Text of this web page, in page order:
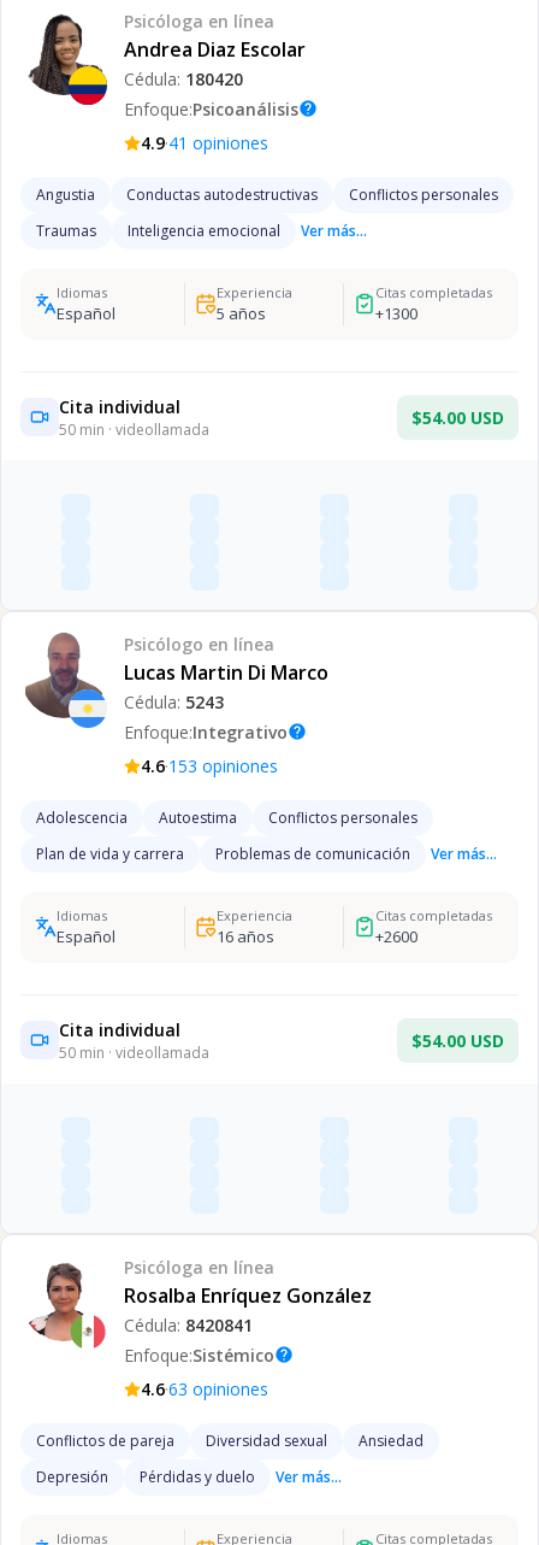
Psicóloga en línea
Andrea Diaz Escolar
Cédula: 180420
Enfoque:Psicoanálisishelp
4.9·41 opiniones
Angustia Conductas autodestructivas
Conflictos personales
Traumas
Inteligencia emocional Ver más...
Idiomas
Español
Experiencia
5 años
Citas completadas
+1300
Cita individual
50 min · videollamada
$54.00 USD
Psicólogo en línea
Lucas Martin Di Marco
Cédula: 5243
Enfoque:Integrativohelp
4.6·153 opiniones
Adolescencia Autoestima
Conflictos personales
Plan de vida y carrera
Problemas de comunicación Ver más...
Idiomas
Español
Experiencia
16años
Citas completadas
+2600
Cita individual
50 min · videollamada
$54.00 USD
Psicóloga en línea
Rosalba Enríquez González
Cédula: 8420841
Enfoque:Sistémicohelp
4.6·63 opiniones
Conflictos de pareja Diversidad sexual
Ansiedad
Depresión
Pérdidas y duelo Ver más...
Idiomas Experiencia Citas completadas